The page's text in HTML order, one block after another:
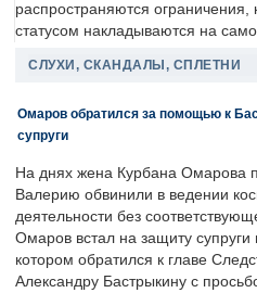
распространяются ограничения,
статусом накладываются на
СЛУХИ, СКАНДАЛЫ, СПЛЕТНИ
Омаров обратился за помощью к
супруги
На днях жена Курбана Омарова
Валерию обвинили в ведении
деятельности без
Омаров встал на защиту супруги
котором обратился к главе
Александру Бастрыкину с